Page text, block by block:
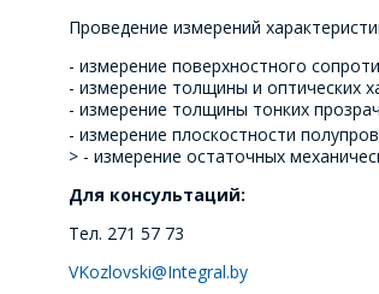
Проведение измерений
- измерение поверхностного
- измерение толщины и оптических
- измерение толщины тонких
- измерение плоскостности
> - измерение остаточных
Для консультаций:
Тел. 271 57 73
VKozlovski@Integral.by